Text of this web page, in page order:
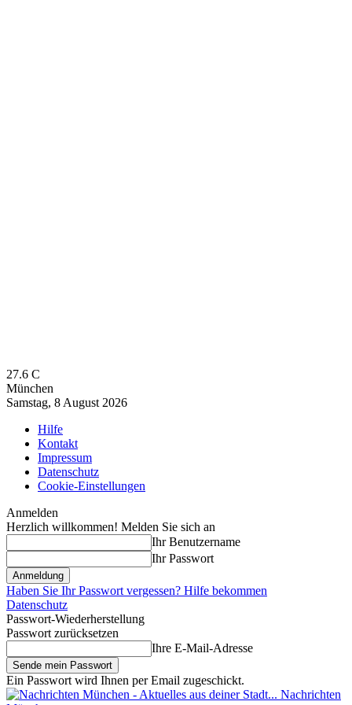
27.6 C
München
Samstag, 8 August 2026
Hilfe
Kontakt
Impressum
Datenschutz
Cookie-Einstellungen
Anmelden
Herzlich willkommen! Melden Sie sich an
Ihr Benutzername
Ihr Passwort
Haben Sie Ihr Passwort vergessen? Hilfe bekommen
Datenschutz
Passwort-Wiederherstellung
Passwort zurücksetzen
Ihre E-Mail-Adresse
Ein Passwort wird Ihnen per Email zugeschickt.
Nachrichten